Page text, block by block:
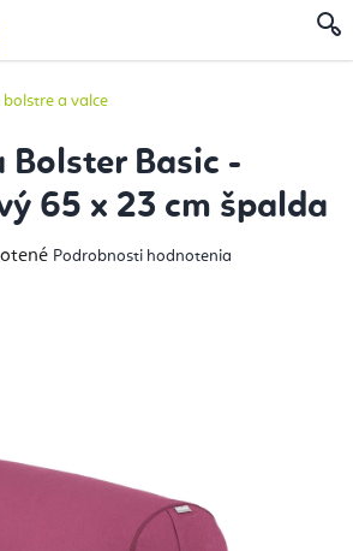
a valce
Bolster Basic -
65 x 23 cm špalda
Podrobnosti hodnotenia